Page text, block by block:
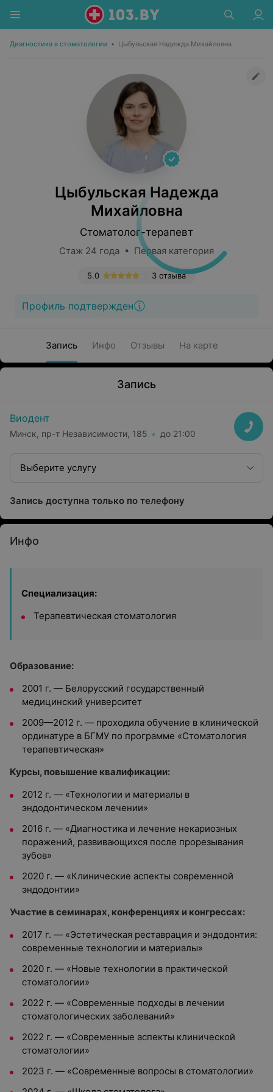
Диагностика в стоматологии • Цыбульская Надежда Михайловна
Цыбульская Надежда
Михайловна
Стоматолог-терапевт
Стаж 24 года • Первая категория
3 отзыва
5.0
Профиль подтвержден
Запись Инфо Отзывы На карте
Запись
Виодент
Минск, пр-т Независимости, 185 до 21:00
Выберите услугу
Запись доступна только по телефону
Инфо
Специализация:
Терапевтическая стоматология
Образование:
2001 г. — Белорусский государственный
медицинский университет
2009—2012 г. — проходила обучение в клинической
ординатуре в БГМУ по программе «Стоматология
терапевтическая»
Курсы, повышение квалификации:
2012 г. — «Технологии и материалы в
эндодонтическом лечении»
2016 г. — «Диагностика и лечение некариозных
поражений, развивающихся после прорезывания
зубов»
2020 г. — «Клинические аспекты современной
эндодонтии»
Участие в семинарах, конференциях и конгрессах:
2017 г. — «Эстетическая реставрация и эндодонтия:
современные технологии и материалы»
2020 г. — «Новые технологии в практической
стоматологии»
2022 г. — «Современные подходы в лечении
стоматологических заболеваний»
2022 г. — «Современные аспекты клинической
стоматологии»
2023 г. — «Современные вопросы в стоматологии»